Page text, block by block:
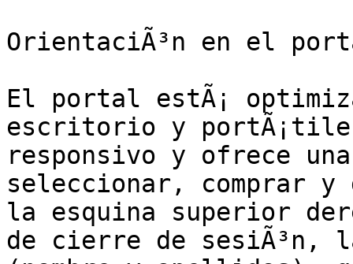
OrientaciÃ³n en el
El portal estÃ¡
escritorio y
responsivo y ofrece
seleccionar, comprar
la esquina superior
de cierre de sesiÃ³n,